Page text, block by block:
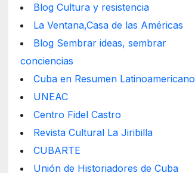
Blog Cultura y resistencia
La Ventana,Casa de las Américas
Blog Sembrar ideas, sembrar
conciencias
Cuba en Resumen Latinoamericano
UNEAC
Centro Fidel Castro
Revista Cultural La Jiribilla
CUBARTE
Unión de Historiadores de Cuba